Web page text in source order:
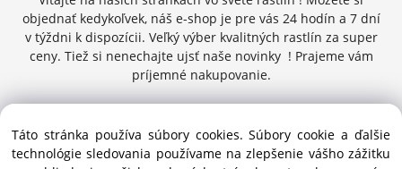
objednať kedykoľvek, náš e-shop je pre vás 24 hodín a 7 dní
v týždni k dispozícii. Veľký výber kvalitných rastlín za super
ceny. Tiež si nenechajte ujsť naše novinky ! Prajeme vám
príjemné nakupovanie.
Copyright © 2016 zelenykurier.sk , Všetky práva vyhradené |
info@zelenykurier.sk | Priechodná 27 ,949 01 Nitra ,
Táto stránka používa súbory cookies. Súbory cookie a ďalšie
technológie sledovania používame na zlepšenie vášho zážitku